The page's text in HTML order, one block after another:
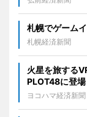
札幌でゲーム
札幌経済新聞
火星を旅する
PLOT48に登場
ヨコハマ経済新聞